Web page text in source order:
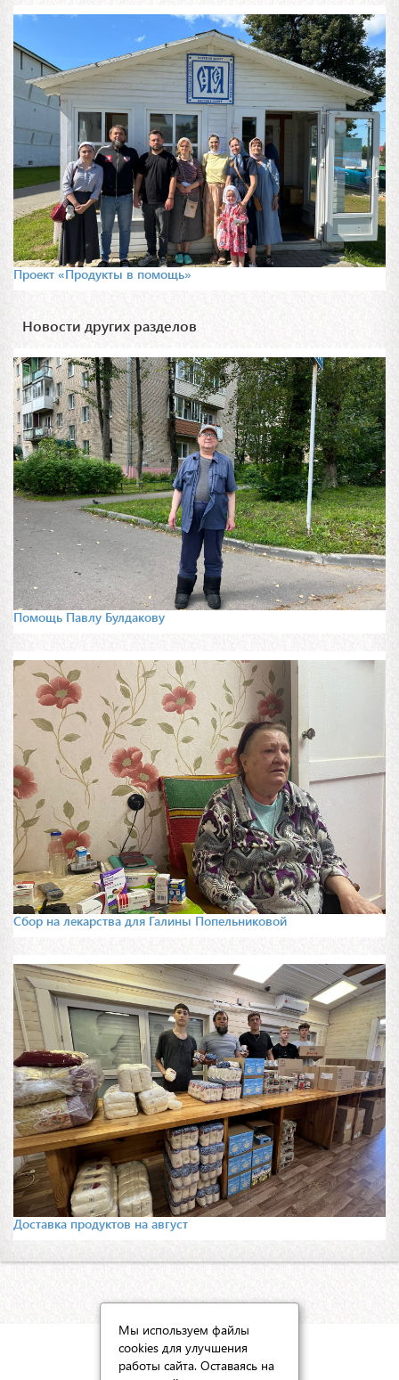
Проект «Продукты в помощь»
Новости других разделов
Помощь Павлу Булдакову
Сбор на лекарства для Галины Попельниковой
Доставка продуктов на август
КАРТА САЙТА
Мы используем файлы
cookies для улучшения
работы сайта. Оставаясь на